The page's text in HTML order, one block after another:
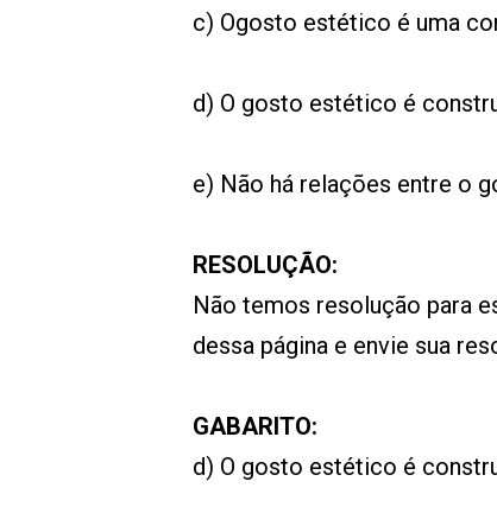
c) Ogosto estético é uma
d) O gosto estético é
e) Não há relações entre o
RESOLUÇÃO:
Não temos resolução para
dessa página e envie sua
GABARITO:
d) O gosto estético é